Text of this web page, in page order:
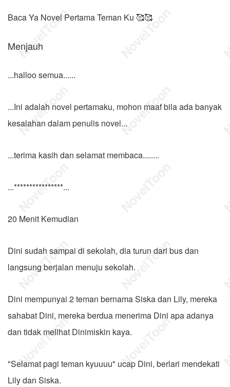
Baca Ya Novel Pertama Teman Ku 🥰🥰
Menjauh
...halloo semua......
...Ini adalah novel pertamaku, mohon maaf bila ada banyak
kesalahan dalam penulis novel...
...terima kasih dan selamat membaca........
...****************...
20 Menit Kemudian
Dini sudah sampai di sekolah, dia turun dari bus dan
langsung berjalan menuju sekolah.
Dini mempunyai 2 teman bernama Siska dan Lily, mereka
sahabat Dini, mereka berdua menerima Dini apa adanya
dan tidak melihat Dinimiskin kaya.
"Selamat pagi teman kyuuuu" ucap Dini, berlari mendekati
Lily dan Siska.